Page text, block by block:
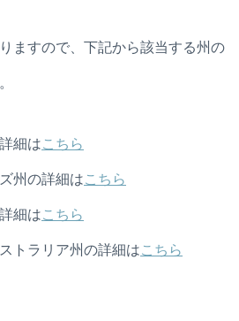
ますので、下記から該当する州の
細はこちら
州の詳細はこちら
細はこちら
トラリア州の詳細はこちら